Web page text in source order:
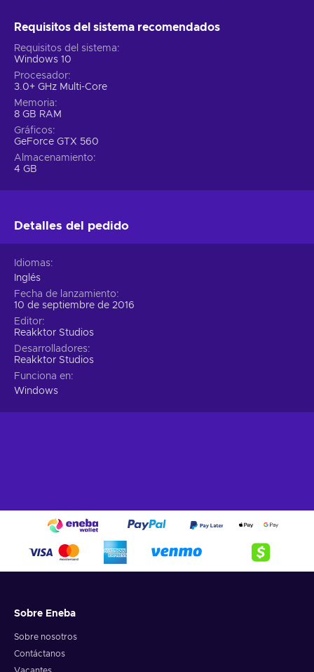
Requisitos del sistema recomendados
Requisitos del sistema
Windows 10
Procesador
3.0+ GHz Multi-Core
Memoria
8 GB RAM
Gráficos
GeForce GTX 560
Almacenamiento
4 GB
Detalles del pedido
Idiomas
Inglés
Fecha de lanzamiento
10 de septiembre de 2016
Editor
Reakktor Studios
Desarrolladores
Reakktor Studios
Funciona en
Windows
Sobre Eneba
Sobre nosotros
Contáctanos